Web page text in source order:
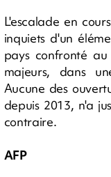
L'escalade en
inquiets d'un
pays confronté
majeurs, dans
Aucune des
depuis 2013, n'a
contraire.
AFP